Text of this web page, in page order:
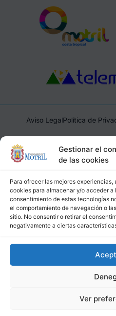
Gestionar el
de las cookies
Para ofrecer las mejores
cookies para almacenar y/o acceder
consentimiento de estas tecnologías
el comportamiento de navegación o
sitio. No consentir o retirar el
negativamente a ciertas
Ver
Aviso LegalPolítica de
Ayuntamiento de Motril, Plaza
(Granada), CIF: